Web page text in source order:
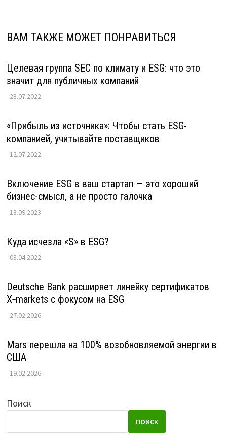
ВАМ ТАКЖЕ МОЖЕТ ПОНРАВИТЬСЯ
Целевая группа SEC по климату и ESG: что это
значит для публичных компаний
28.07.2022
«Прибыль из источника»: Чтобы стать ESG-
компанией, учитывайте поставщиков
12.07.2022
Включение ESG в ваш стартап — это хороший
бизнес-смысл, а не просто галочка
13.09.2023
Куда исчезла «S» в ESG?
08.04.2022
Deutsche Bank расширяет линейку сертификатов
X‑markets с фокусом на ESG
27.02.2026
Mars перешла на 100% возобновляемой энергии в
США
19.02.2026
Поиск
ПОИСК